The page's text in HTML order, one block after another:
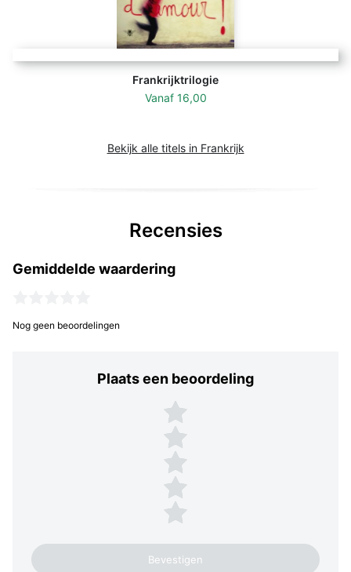
Frankrijktrilogie
Vanaf 16,00
Bekijk alle titels in Frankrijk
Recensies
Gemiddelde waardering
Nog geen beoordelingen
Plaats een beoordeling
Plaats een beoordeling
5 sterren
4 sterren
3 sterren
2 sterren
1 ster